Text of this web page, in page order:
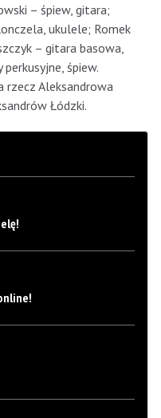
– śpiew, gitara;
ukulele; Romek
– gitara basowa,
śpiew.
rzecz Aleksandrowa
Łódzki.